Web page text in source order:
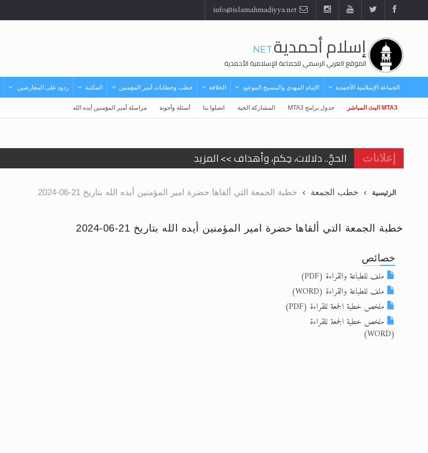
إسلام أحمدية.NET
الموقع العربي الرسمي للجماعة الإسلامية الأحمدية
الجماعة الإسلامية الأحمدية الإمام المهدي والمسيح الموعود الخلافة خطب وخطابات أمير المؤمنين المكتبة ردود على المعارضين
MTA3 البث المباشر جدول برامج MTA3 المشاركة الحية اتصلوا بنا أسئلة وأجوبة مراسلة أمير المؤمنين أيده الله
إعلانات
الحجّ.. دلالات، حِكم، وأهداف >> المزيد
اقرأ هذا المقال في أهمية عيد الأضحى وأحكامه >> المزيد
الحجّ.. دلالات، حِكم، وأهداف >> المزيد
إعلان هامّ بخصوص الرسائل المرسلة إلى حضرة امير المؤمنين أيده الله والمكتب
للانتقال إلى كافة الردود على القمص زكريا يطرس وأعداء الإسلام اضغط هنا >> المزيد
اقرأ هذا الكتاب وتعرّف على حقيقة الإسراء والمعراج >> المزيد
الرئيسية خطب الجمعة خطبة الجمعة التي ألقاها حضرة امير المؤمنين أيده الله بتاريخ 21-06-2024
خطبة الجمعة التي ألقاها حضرة امير المؤمنين أيده الله بتاريخ 21-06-2024
خصائص
ملف للطباعة والقراءة (PDF)
ملف للطباعة والقراءة (WORD)
ملخص خطبة الجمعة للقراءة (PDF)
ملخص خطبة الجمعة للقراءة
(WORD)